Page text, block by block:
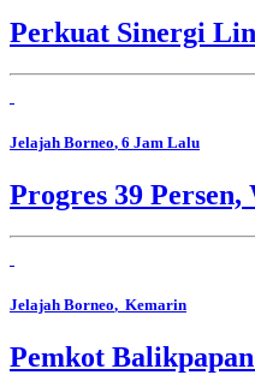
Perkuat Sinergi
Jelajah Borneo, 6 Jam Lalu
Progres 39
Jelajah Borneo, Kemarin
Pemkot